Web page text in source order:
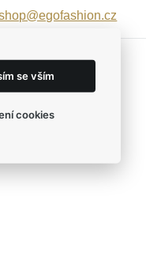
se vším
cookies